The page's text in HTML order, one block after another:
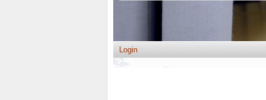
Login